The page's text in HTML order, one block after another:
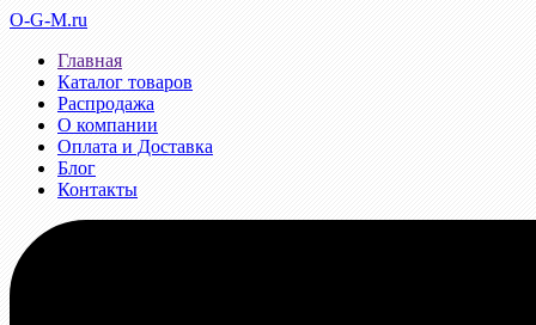
O-G-M.ru
Главная
Каталог товаров
Распродажа
О компании
Оплата и Доставка
Блог
Контакты